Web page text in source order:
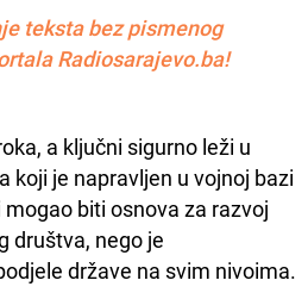
teksta bez pismenog
Radiosarajevo.ba!
a ključni sigurno leži u
koji je napravljen u vojnoj bazi
biti osnova za razvoj
društva, nego je
države na svim nivoima.